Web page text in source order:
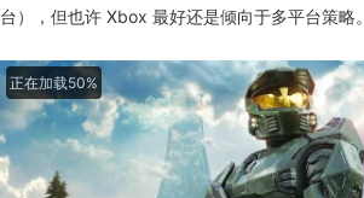
台），但也许 Xbox 最好还是倾向于多平台策略。
正在加载63%